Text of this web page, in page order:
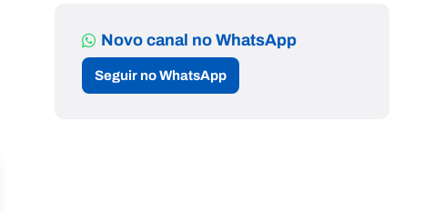
Novo canal no WhatsApp
Seguir no WhatsApp